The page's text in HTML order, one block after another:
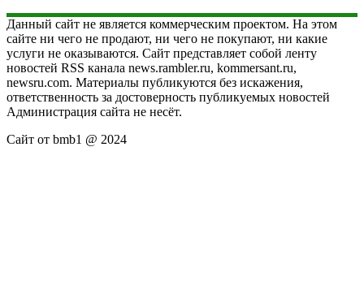
Данный сайт не является коммерческим проектом. На этом
сайте ни чего не продают, ни чего не покупают, ни какие
услуги не оказываются. Сайт представляет собой ленту
новостей RSS канала news.rambler.ru, kommersant.ru,
newsru.com. Материалы публикуются без искажения,
ответственность за достоверность публикуемых новостей
Администрация сайта не несёт.
Сайт от bmb1 @ 2024